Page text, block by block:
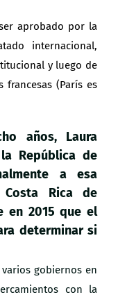
aprobado por la
internacional,
y luego de
(París es
años, Laura
República de
a esa
Rica de
en 2015 que el
determinar si
gobiernos en
con la